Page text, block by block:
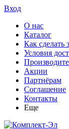
Вход
О нас
Каталог
Как сделать
Условия
Акции
Партнёрам
Соглашение
Контакты
Еще